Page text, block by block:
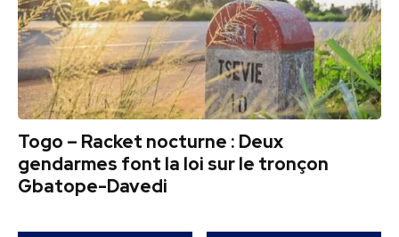
Togo – Racket nocturne : Deux
gendarmes font la loi sur le tronçon
Gbatope-Davedi